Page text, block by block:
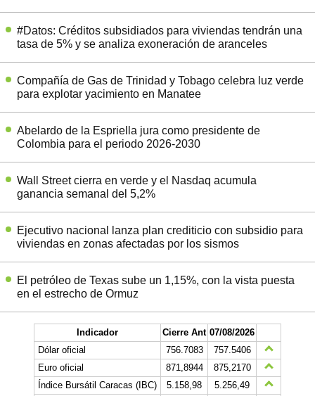
#Datos: Créditos subsidiados para viviendas tendrán una
tasa de 5% y se analiza exoneración de aranceles
Compañía de Gas de Trinidad y Tobago celebra luz verde
para explotar yacimiento en Manatee
Abelardo de la Espriella jura como presidente de
Colombia para el periodo 2026-2030
Wall Street cierra en verde y el Nasdaq acumula
ganancia semanal del 5,2%
Ejecutivo nacional lanza plan crediticio con subsidio para
viviendas en zonas afectadas por los sismos
El petróleo de Texas sube un 1,15%, con la vista puesta
en el estrecho de Ormuz
Indicador Cierre Ant 07/08/2026
Dólar oficial
756.7083
757.5406
Euro oficial
871,8944
875,2170
Índice Bursátil Caracas (IBC)
5.158,98
5.256,49